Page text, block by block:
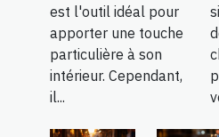
est l'outil idéal pour
apporter une touche
particulière à son
intérieur. Cependant,
il...